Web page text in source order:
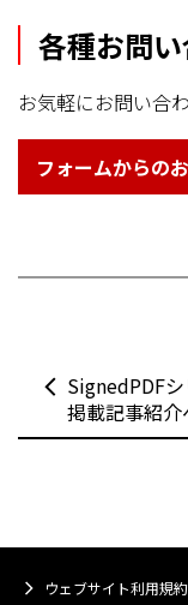
各種お問
お気軽にお問い合
フォームからの
SignedPDF
掲載記事紹介
ウェブサイト利用規約